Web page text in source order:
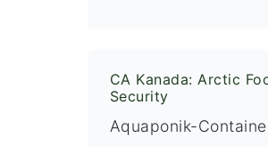
CA Kanada: Arctic
Security
Aquaponik-